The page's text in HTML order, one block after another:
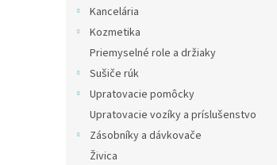
Kancelária
Kozmetika
Priemyselné role a držiaky
Sušiče rúk
Upratovacie pomôcky
Upratovacie vozíky a príslušenstvo
Zásobníky a dávkovače
Živica